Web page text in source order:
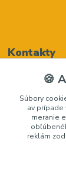
Kontakty
(Po-
🍪
Súbory
av prípade
meranie
reklám